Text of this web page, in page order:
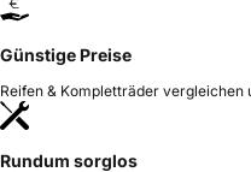
Günstige Preise
Reifen & Kompletträder vergleichen
Rundum sorglos